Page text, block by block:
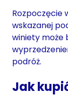
Rozpoczęcie
wskazanej
winiety może
podróż.
Jak